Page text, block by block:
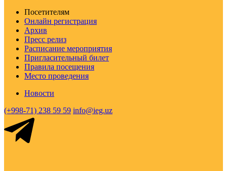
Посетителям
Онлайн регистрация
Архив
Пресс релиз
Расписание мероприятия
Пригласительный билет
Правила посещения
Место проведения
Новости
(+998-71) 238 59 59 info@ieg.uz